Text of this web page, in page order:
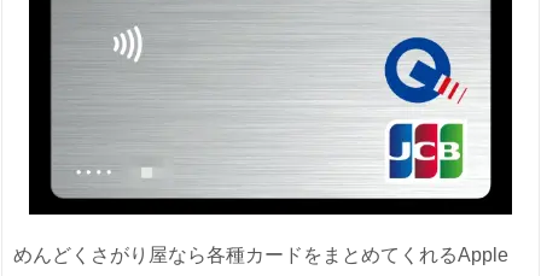
めんどくさがり屋なら各種カードをまとめてくれるApple